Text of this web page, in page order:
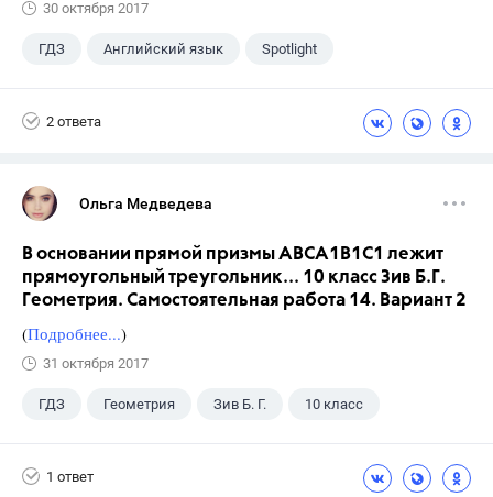
30 октября 2017
ГДЗ Английский язык Spotlight
2 ответа
Ольга Медведева
В основании прямой призмы АВСА1В1С1 лежит
прямоугольный треугольник... 10 класс Зив Б.Г.
Геометрия. Самостоятельная работа 14. Вариант 2
(Подробнее...)
31 октября 2017
ГДЗ Геометрия Зив Б. Г. 10 класс
1 ответ